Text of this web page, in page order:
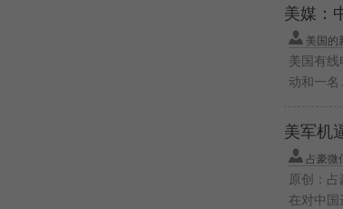
美媒：
美国的
美国有
动和一
美军机
占豪微
原创：
在对中